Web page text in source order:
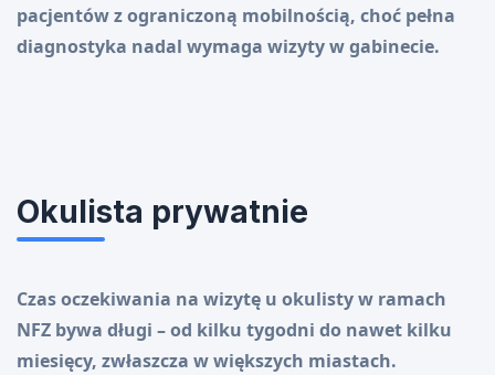
pacjentów z ograniczoną mobilnością, choć pełna
diagnostyka nadal wymaga wizyty w gabinecie.
Okulista prywatnie
Czas oczekiwania na wizytę u okulisty w ramach
NFZ bywa długi – od kilku tygodni do nawet kilku
miesięcy, zwłaszcza w większych miastach.